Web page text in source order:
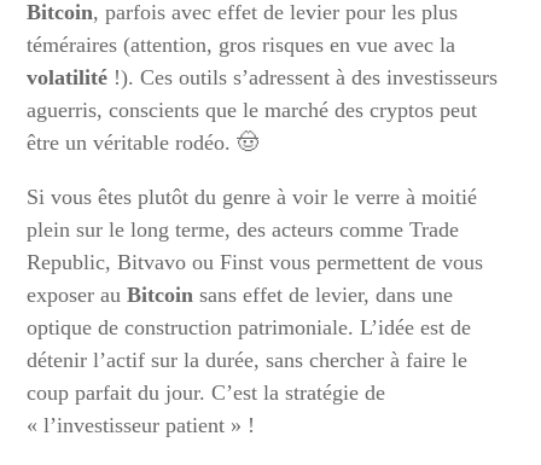
Bitcoin, parfois avec effet de levier pour les plus
téméraires (attention, gros risques en vue avec la
volatilité !). Ces outils s’adressent à des investisseurs
aguerris, conscients que le marché des cryptos peut
être un véritable rodéo. 🤠
Si vous êtes plutôt du genre à voir le verre à moitié
plein sur le long terme, des acteurs comme Trade
Republic, Bitvavo ou Finst vous permettent de vous
exposer auBitcoin sans effet de levier, dans une
optique de construction patrimoniale. L’idée est de
détenir l’actif sur la durée, sans chercher à faire le
coup parfait du jour. C’est la stratégie de
« l’investisseur patient » !